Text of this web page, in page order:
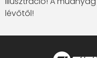
lévőtől!